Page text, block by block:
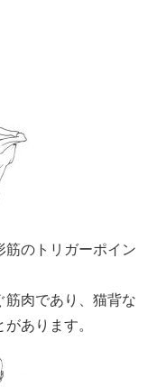
筋のトリガーポイン
筋肉であり、猫背な
あります。